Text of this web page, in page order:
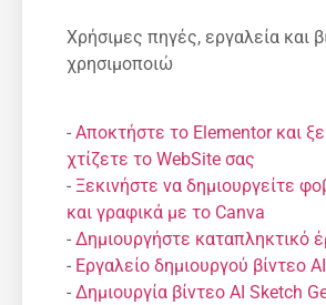
Χρήσιμες πηγές, εργαλεία και
χρησιμοποιώ
- Αποκτήστε το Elementor και
χτίζετε το WebSite σας
- Ξεκινήστε να δημιουργείτε
και γραφικά με το Canva
- Δημιουργήστε καταπληκτικό
- Εργαλείο δημιουργού βίντεο
- Δημιουργία βίντεο AI Sketch